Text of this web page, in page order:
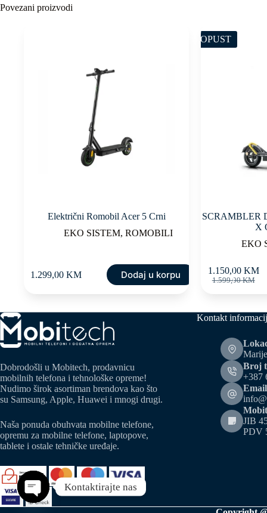
Povezani proizvodi
Električni Romobil Acer 5 Crni
EKO SISTEM,ROMOBILI
1.299,00KM Dodaj u korpu
POPUST
SCRAMBLER
X
EKO
1.599,00KM
Original
1.150,00 KM
Current
Dobrodošli u Mobitech, prodavnicu
mobilnih telefona i tehnološke opreme!
Nudimo širok asortiman brendova kao što
su Samsung, Apple, Huawei i mnogi drugi.
Naša ponuda obuhvata mobilne telefone,
opremu za mobilne telefone, laptopove,
tablete i ostale tehničke uređaje.
Kontakt
Broj
+387
JIB
PDV
Kontaktirajte nas
Open chaty